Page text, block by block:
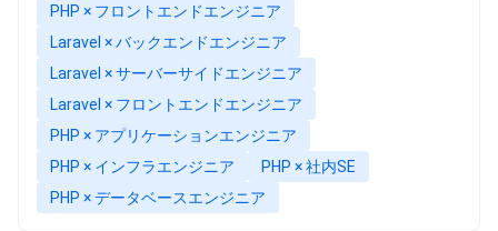
PHP × フロントエンドエンジニア
Laravel × バックエンドエンジニア
Laravel × サーバーサイドエンジニア
Laravel × フロントエンドエンジニア
PHP × アプリケーションエンジニア
PHP × インフラエンジニア
PHP × 社内SE
PHP × データベースエンジニア